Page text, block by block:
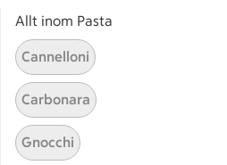
Sidfot
Start
Få snabbt svar
FAQ
Allt inom Pasta
Cannelloni
Carbonara
Gnocchi